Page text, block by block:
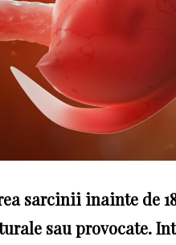
sarcinii inainte de
sau provocate.